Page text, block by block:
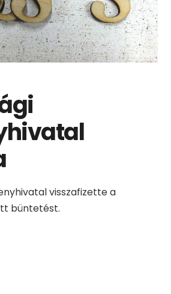
visszafizette a
büntetést.